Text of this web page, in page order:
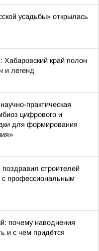
усадьбы» открылась
край полон
и легенд
практическая
цифрового и
для формирования
строителей
с профессиональным
почему наводнения
и с чем придётся